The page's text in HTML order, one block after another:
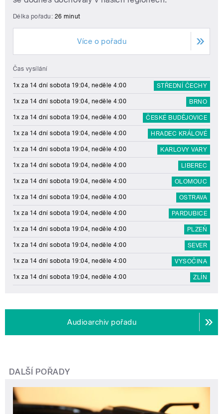
Délka pořadu: 26 minut
Více o pořadu
Čas vysílání
1x za 14 dní sobota 19:04, neděle 4:00 STŘEDNÍ ČECHY
1x za 14 dní sobota 19:04, neděle 4:00 BRNO
1x za 14 dní sobota 19:04, neděle 4:00 ČESKÉ BUDĚJOVICE
1x za 14 dní sobota 19:04, neděle 4:00 HRADEC KRÁLOVÉ
1x za 14 dní sobota 19:04, neděle 4:00 KARLOVY VARY
1x za 14 dní sobota 19:04, neděle 4:00 LIBEREC
1x za 14 dní sobota 19:04, neděle 4:00 OLOMOUC
1x za 14 dní sobota 19:04, neděle 4:00 OSTRAVA
1x za 14 dní sobota 19:04, neděle 4:00 PARDUBICE
1x za 14 dní sobota 19:04, neděle 4:00 PLZEŇ
1x za 14 dní sobota 19:04, neděle 4:00 SEVER
1x za 14 dní sobota 19:04, neděle 4:00 VYSOČINA
1x za 14 dní sobota 19:04, neděle 4:00 ZLÍN
Audioarchiv pořadu
DALŠÍ POŘADY